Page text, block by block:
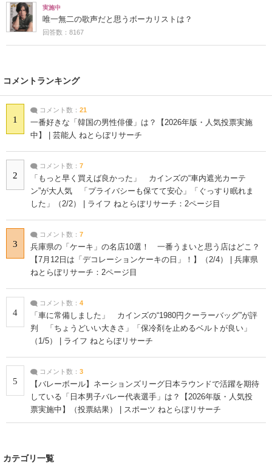
実施中
唯一無二の歌声だと思うボーカリストは？
回答数：8167
コメントランキング
1
コメント数： 21
一番好きな「韓国の男性俳優」は？【2026年版・人気投票実施
中】 | 芸能人 ねとらぼリサーチ
2
コメント数： 7
「もっと早く買えば良かった」 カインズの“車内遮光カーテ
ン”が大人気 「プライバシーも保てて安心」「ぐっすり眠れま
した」（2/2） | ライフ ねとらぼリサーチ：2ページ目
3
コメント数： 7
兵庫県の「ケーキ」の名店10選！ 一番うまいと思う店はどこ？
【7月12日は「デコレーションケーキの日」！】（2/4） | 兵庫県
ねとらぼリサーチ：2ページ目
4
コメント数： 4
「車に常備しました」 カインズの“1980円クーラーバッグ”が評
判 「ちょうどいい大きさ」「保冷剤を止めるベルトが良い」
（1/5） | ライフ ねとらぼリサーチ
5
コメント数： 3
【バレーボール】ネーションズリーグ日本ラウンドで活躍を期待
している「日本男子バレー代表選手」は？【2026年版・人気投
票実施中】（投票結果） | スポーツ ねとらぼリサーチ
カテゴリ一覧